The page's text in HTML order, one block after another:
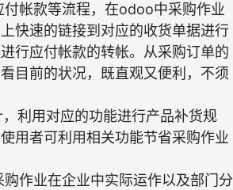
帐款等流程，在odoo中采购作业
快速的链接到对应的收货单据进行
行应付帐款的转帐。从采购订单的
目前的状况，既直观又便利，不须
利用对应的功能进行产品补货规
用者可利用相关功能节省采购作业
作业在企业中实际运作以及部门分